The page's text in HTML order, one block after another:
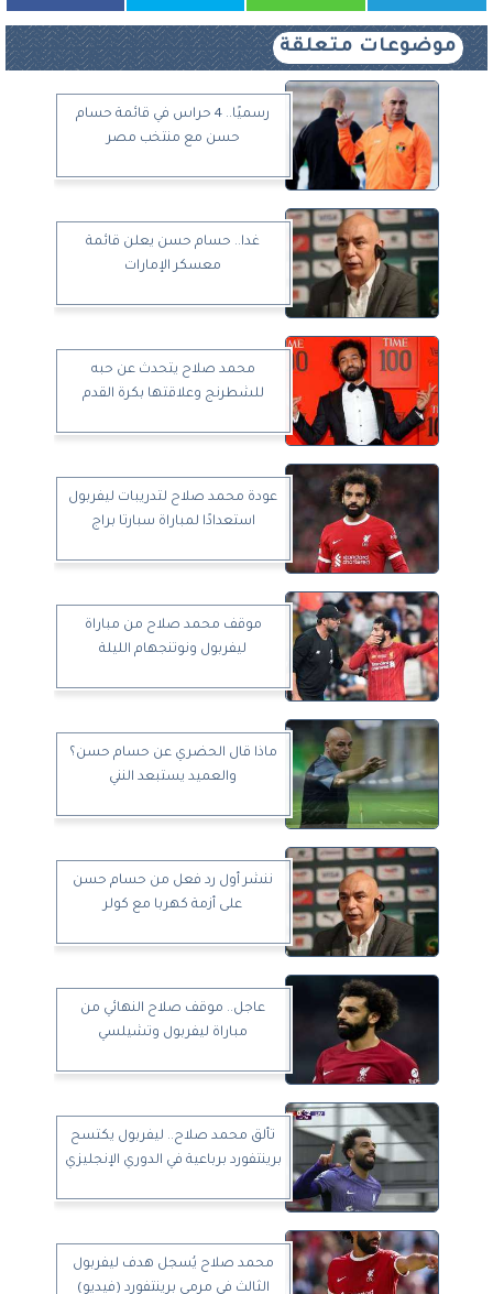
موضوعات متعلقة
رسميًا.. 4 حراس في قائمة حسام
حسن مع منتخب مصر
غدا.. حسام حسن يعلن قائمة
معسكر الإمارات
محمد صلاح يتحدث عن حبه
للشطرنج وعلاقتها بكرة القدم
عودة محمد صلاح لتدريبات ليفربول
استعدادًا لمباراة سبارتا براج
موقف محمد صلاح من مباراة
ليفربول ونوتنجهام الليلة
ماذا قال الحضري عن حسام حسن؟
والعميد يستبعد النني
ننشر أول رد فعل من حسام حسن
على أزمة كهربا مع كولر
عاجل.. موقف صلاح النهائي من
مباراة ليفربول وتشيلسي
تألق محمد صلاح.. ليفربول يكتسح
برينتفورد برباعية في الدوري الإنجليزي
محمد صلاح يُسجل هدف ليفربول
الثالث في مرمى برينتفورد (فيديو)